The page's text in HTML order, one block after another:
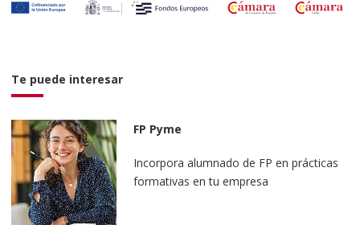
Te puede interesar
FP Pyme
Incorpora alumnado de FP en prácticas
formativas en tu empresa